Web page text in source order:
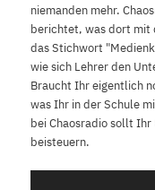
niemanden mehr.
berichtet, was dort mit
das Stichwort
wie sich Lehrer den
Braucht Ihr eigentlich
was Ihr in der Schule
bei Chaosradio sollt Ihr
beisteuern.